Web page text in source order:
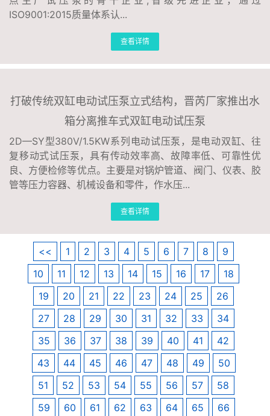
ISO9001:2015质量体系认...
查看详情
打破传统双缸电动试压泵立式结构，晋芮厂家推出水
箱分离推车式双缸电动试压泵
2D—SY型380V/1.5KW系列电动试压泵，是电动双缸、往
复移动式试压泵，具有传动效率高、故障率低、可靠性优
良、方便检修等优点。主要是对锅炉管道、阀门、仪表、胶
管等压力容器、机械设备和零件，作水压...
查看详情
<< 1 2 3 4 5 6 7 8
9
10
11 12 13 14 15 16 17
18
19
20 21 22 23 24 25
26
27
28 29 30 31 32 33
34
35
36 37 38 39 40 41
42
43
44 45 46 47 48 49
50
51
52 53 54 55 56 57
58
59
60 61 62 63 64 65
66